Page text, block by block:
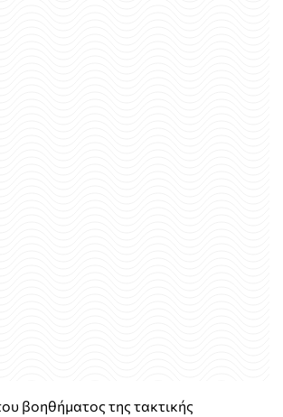
βοηθήματος της τακτικής